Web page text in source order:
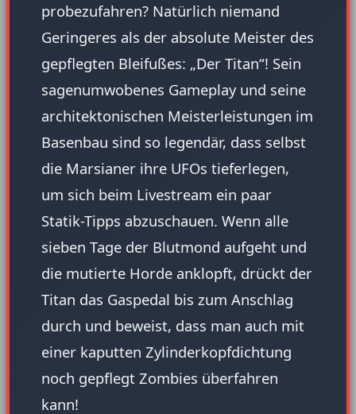
probezufahren? Natürlich niemand
Geringeres als der absolute Meister des
gepflegten Bleifußes: „Der Titan“! Sein
sagenumwobenes Gameplay und seine
architektonischen Meisterleistungen im
Basenbau sind so legendär, dass selbst
die Marsianer ihre UFOs tieferlegen,
um sich beim Livestream ein paar
Statik-Tipps abzuschauen. Wenn alle
sieben Tage der Blutmond aufgeht und
die mutierte Horde anklopft, drückt der
Titan das Gaspedal bis zum Anschlag
durch und beweist, dass man auch mit
einer kaputten Zylinderkopfdichtung
noch gepflegt Zombies überfahren
kann!